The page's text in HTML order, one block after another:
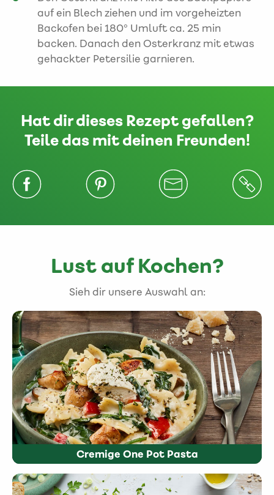
auf ein Blech ziehen und im vorgeheizten
Backofen bei 180° Umluft ca. 25 min
backen. Danach den Osterkranz mit etwas
gehackter Petersilie garnieren.
Hat dir dieses Rezept gefallen?
Teile das mit deinen Freunden!
Lust auf Kochen?
Sieh dir unsere Auswahl an:
Cremige One Pot Pasta